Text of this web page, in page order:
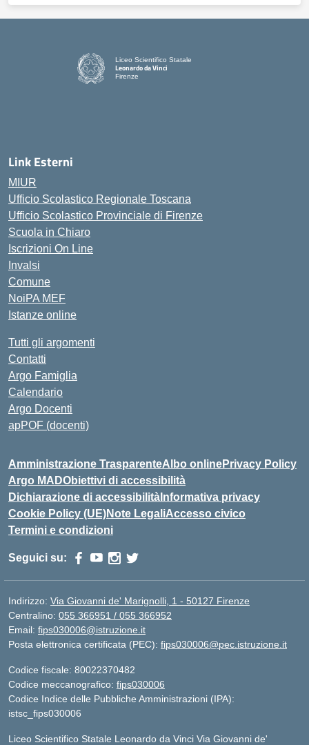
Liceo Scientifico Statale
Leonardo da Vinci
Firenze
Link Esterni
MIUR
Ufficio Scolastico Regionale Toscana
Ufficio Scolastico Provinciale di Firenze
Scuola in Chiaro
Iscrizioni On Line
Invalsi
Comune
NoiPA MEF
Istanze online
Tutti gli argomenti
Contatti
Argo Famiglia
Calendario
Argo Docenti
apPOF (docenti)
Amministrazione TrasparenteAlbo onlinePrivacy Policy
Argo MADObiettivi di accessibilità
Dichiarazione di accessibilità Informativa privacy
Cookie Policy (UE)Note LegaliAccesso civico
Termini e condizioni
Seguici su:
Indirizzo: Via Giovanni de' Marignolli, 1 - 50127 Firenze
Centralino: 055 366951 / 055 366952
Email: fips030006@istruzione.it
Posta elettronica certificata (PEC): fips030006@pec.istruzione.it
Codice fiscale: 80022370482
Codice meccanografico: fips030006
Codice Indice delle Pubbliche Amministrazioni (IPA):
istsc_fips030006
Liceo Scientifico Statale Leonardo da Vinci Via Giovanni de'